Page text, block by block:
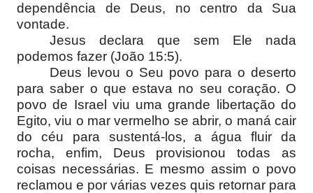
dependência de Deus, no centro da Sua
vontade.
Jesus declara que sem Ele nada
podemos fazer (João 15:5).
Deus levou o Seu povo para o deserto
para saber o que estava no seu coração. O
povo de Israel viu uma grande libertação do
Egito, viu o mar vermelho se abrir, o maná cair
do céu para sustentá-los, a água fluir da
rocha, enfim, Deus provisionou todas as
coisas necessárias. E mesmo assim o povo
reclamou e por várias vezes quis retornar para